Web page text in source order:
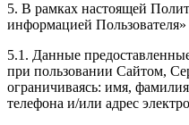
5. В рамках настоящей
информацией
5.1. Данные
при пользовании Сайтом,
ограничиваясь: имя,
телефона и/или адрес